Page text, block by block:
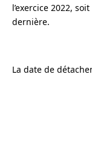
l’exercice 2022,
dernière.
La date de